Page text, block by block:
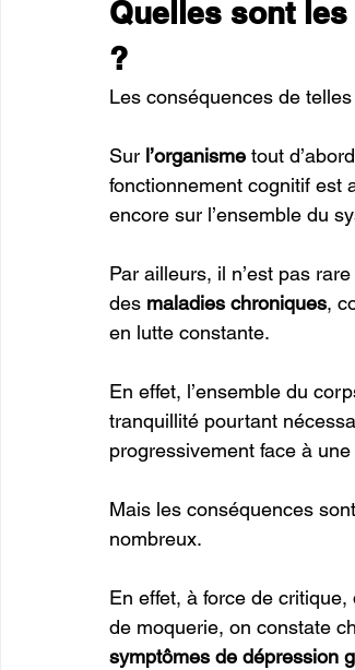
Quelles sont
?
Les conséquences de
Sur l’organisme tout
fonctionnement cognitif est
encore sur l’ensemble du
Par ailleurs, il n’est pas
des maladies chroniques,
en lutte constante.
En effet, l’ensemble du
tranquillité pourtant
progressivement face à
Mais les conséquences
nombreux.
En effet, à force de
de moquerie, on constate
symptômes de dépression